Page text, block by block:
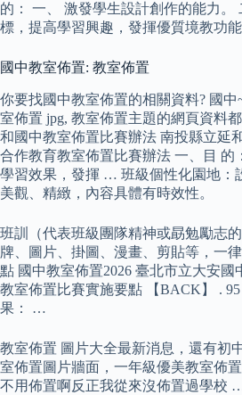
的： 一、 激發學生設計創作的能力。
標，提高學習興趣，發揮優質境教功能
國中教室佈置: 教室佈置
你要找國中教室佈置的相關資料? 國
室佈置 jpg, 教室佈置主題的網頁資料
和國中教室佈置比賽辦法 南投縣立延
合作教育教室佈置比賽辦法 一、目 的
學習效果，發揮 … 班級個性化園地：
美觀、精緻，內容具體有時效性。
班訓（代表班級團隊精神或勗勉勵志
牌、圖片、掛圖、漫畫、剪貼等，一
點 國中教室佈置2026 臺北市立大安國
教室佈置比賽實施要點 【BACK】 .
果： …
教室佈置 圖片大全最新消息，還有初
室佈置圖片牆面，一年級優美教室佈
不用佈置啊反正我從來沒佈置過學校